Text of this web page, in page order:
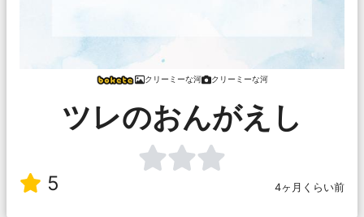
クリーミーな河 クリーミーな河
ツレのおんがえし
5 4ヶ月くらい前